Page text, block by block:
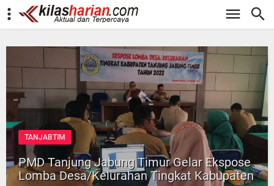
-->
TANJABTIM
PMD Tanjung Jabung Timur Gelar Ekspose
Lomba Desa/Kelurahan Tingkat Kabupaten